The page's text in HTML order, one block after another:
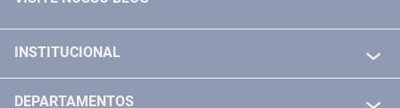
INSTITUCIONAL
DEPARTAMENTOS